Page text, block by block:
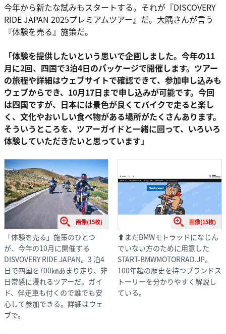
今年から新たな試みもスタートする。それが『DISCOVERY
RIDE JAPAN 2025プレミアムツアー』だ。大隅さんが言う
『体験を売る』施策だ。
「体験を提供したいという思いで企画しました。今年の11
月に2回、四国で3泊4日のパッケージで開催します。ツアー
の旅程や詳細はウェブサイトで確認できて、参加申し込みも
ウェブからでき、10月17日まで申し込みが可能です。今回
は四国ですが、日本には景色が良くてバイクで走ると楽し
く、文化やおいしい食べ物がある場所がたくさんあります。
そういうところを、ツアーガイドと一緒に回って、いろいろ
体験していただきたいと思っています」
画像(15枚)
「体験を売る」施策のひとつ
が、今年の10月に開催する
DISVOVERY RIDE JAPAN。3 泊4
日で四国を700㎞あまり走り、非
日常感に浸れるツアーだ。ガイ
ド、伴走車も付くので誰でも安
心して参加できる。詳細はウェ
ブで。
画像(15枚)
⬆まだBMWモトラッドになじん
でいない方のために用意した
START-BMWMOTORRAD.JP。
100年超の歴史を持つブランドス
トーリーを分かりやすく解説し
ている。